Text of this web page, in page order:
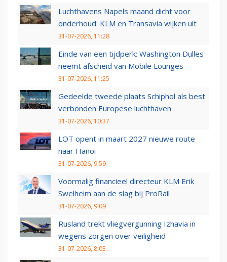
Luchthavens Napels maand dicht voor
onderhoud: KLM en Transavia wijken uit
31-07-2026, 11:28
Einde van een tijdperk: Washington Dulles
neemt afscheid van Mobile Lounges
31-07-2026, 11:25
Gedeelde tweede plaats Schiphol als best
verbonden Europese luchthaven
31-07-2026, 10:37
LOT opent in maart 2027 nieuwe route
naar Hanoi
31-07-2026, 9:59
Voormalig financieel directeur KLM Erik
Swelheim aan de slag bij ProRail
31-07-2026, 9:09
Rusland trekt vliegvergunning Izhavia in
wegens zorgen over veiligheid
31-07-2026, 8:03